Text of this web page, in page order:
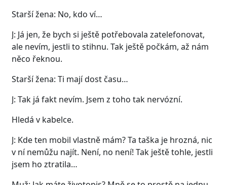
Starší žena: No, kdo ví…
J: Já jen, že bych si ještě potřebovala zatelefonovat,
ale nevím, jestli to stihnu. Tak ještě počkám, až nám
něco řeknou.
Starší žena: Ti mají dost času…
J: Tak já fakt nevím. Jsem z toho tak nervózní.
Hledá v kabelce.
J: Kde ten mobil vlastně mám? Ta taška je hrozná, nic
v ní nemůžu najít. Není, no není! Tak ještě tohle, jestli
jsem ho ztratila…